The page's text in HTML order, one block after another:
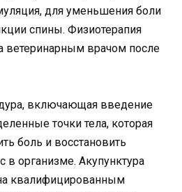
для уменьшения боли
спины. Физиотерапия
ветеринарным врачом после
включающая введение
точки тела, которая
боль и восстановить
в организме. Акупунктура
квалифицированным